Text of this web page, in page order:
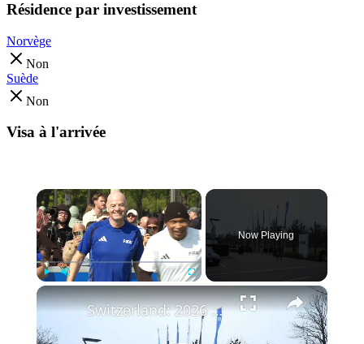
Résidence par investissement
Norvège
Non
Suède
Non
Visa à l'arrivée
×
Unmute
Now Playing
×
Switzerland: 2026 FIFA World Cup's UEFA Preliminary draws to be held Friday.